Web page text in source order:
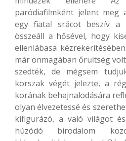
paródiafilmként jelent meg
egy fiatal srácot beszív a
összeáll a hősével, hogy
ellenlábasa
már önmagában őrültség
szedték, de mégsem
korszak végét jelezte, a
korának behajnalodására
olyan élvezetessé és
kifigurázó, a való világot
húzódó birodalom